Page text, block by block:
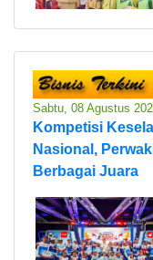
Sabtu, 08 Agustus
Kompetisi
Nasional,
Berbagai Juara